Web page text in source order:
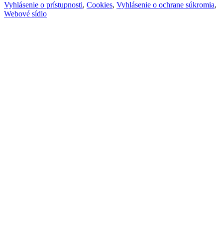
Vyhlásenie o prístupnosti, Cookies, Vyhlásenie o ochrane súkromia,
Webové sídlo